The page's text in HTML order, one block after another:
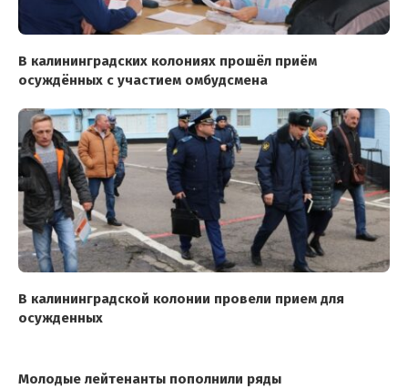
В калининградских колониях прошёл приём
осуждённых с участием омбудсмена
В калининградской колонии провели прием для
осужденных
Молодые лейтенанты пополнили ряды